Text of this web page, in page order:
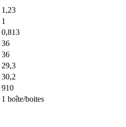
1,23
1
0,813
36
36
29,3
30,2
910
1 boîte/boites